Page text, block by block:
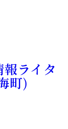
ライタ
町)